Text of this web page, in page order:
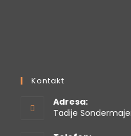
Kontakt
Adresa:
Tadije